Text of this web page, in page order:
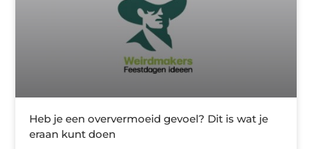
Heb je een oververmoeid gevoel? Dit is wat je
eraan kunt doen